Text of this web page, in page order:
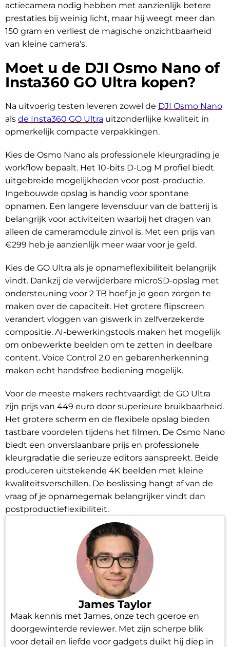
actiecamera nodig hebben met aanzienlijk betere
prestaties bij weinig licht, maar hij weegt meer dan
150 gram en verliest de magische onzichtbaarheid
van kleine camera's.
Moet u de DJI Osmo Nano of
Insta360 GO Ultra kopen?
Na uitvoerig testen leveren zowel de DJI Osmo Nano
als de Insta360 GO Ultra uitzonderlijke kwaliteit in
opmerkelijk compacte verpakkingen.
Kies de Osmo Nano als professionele kleurgrading je
workflow bepaalt. Het 10-bits D-Log M profiel biedt
uitgebreide mogelijkheden voor post-productie.
Ingebouwde opslag is handig voor spontane
opnamen. Een langere levensduur van de batterij is
belangrijk voor activiteiten waarbij het dragen van
alleen de cameramodule zinvol is. Met een prijs van
€299 heb je aanzienlijk meer waar voor je geld.
Kies de GO Ultra als je opnameflexibiliteit belangrijk
vindt. Dankzij de verwijderbare microSD-opslag met
ondersteuning voor 2 TB hoef je je geen zorgen te
maken over de capaciteit. Het grotere flipscreen
verandert vloggen van giswerk in zelfverzekerde
compositie. AI-bewerkingstools maken het mogelijk
om onbewerkte beelden om te zetten in deelbare
content. Voice Control 2.0 en gebarenherkenning
maken echt handsfree bediening mogelijk.
Voor de meeste makers rechtvaardigt de GO Ultra
zijn prijs van 449 euro door superieure bruikbaarheid.
Het grotere scherm en de flexibele opslag bieden
tastbare voordelen tijdens het filmen. De Osmo Nano
biedt een onverslaanbare prijs en professionele
kleurgradatie die serieuze editors aanspreekt. Beide
produceren uitstekende 4K beelden met kleine
kwaliteitsverschillen. De beslissing hangt af van de
vraag of je opnamegemak belangrijker vindt dan
postproductieflexibiliteit.
James Taylor
Maak kennis met James, onze tech goeroe en
doorgewinterde reviewer. Met zijn scherpe blik
voor detail en liefde voor gadgets duikt hij diep in